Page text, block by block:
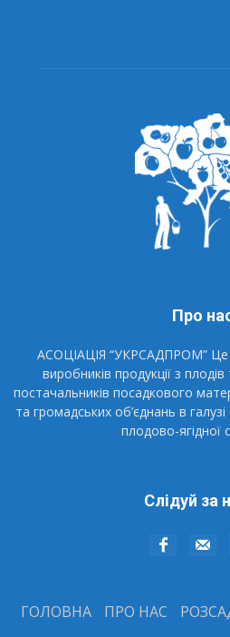
Про
АСОЦІАЦІЯ “УКРСАДПРОМ” Це
виробників продукції з
постачальників посадкового
та громадських об’єднань в
плодово-ягідної
Слідуй за
ГОЛОВНА ПРО НАС